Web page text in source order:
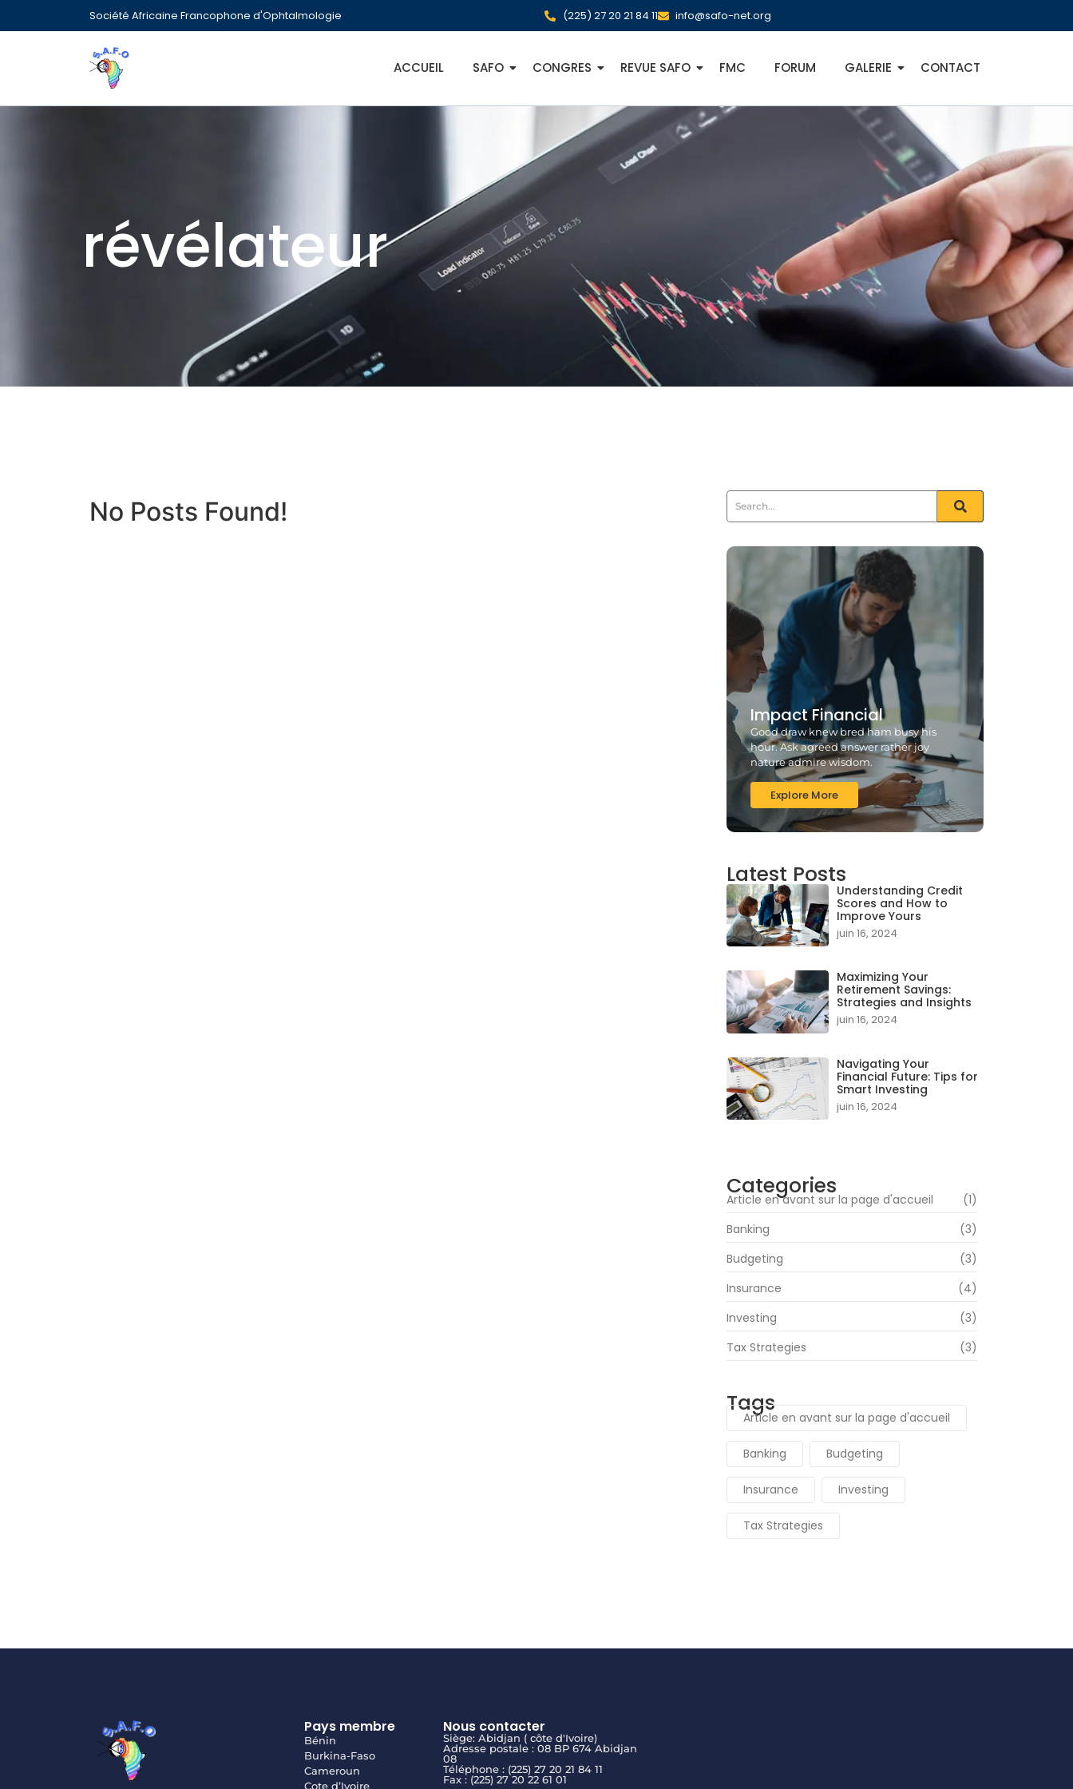
Société Africaine Francophone d'Ophtalmologie (225) 27 20 21 84 11 info@safo-net.org
ACCUEIL SAFO CONGRES REVUE SAFO FMC FORUM GALERIE CONTACT
révélateur
No Posts Found!
Impact Financial
Good draw knew bred ham busy his
hour. Ask agreed answer rather joy
nature admire wisdom.
Explore More
Latest Posts
Understanding Credit
Scores and How to
Improve Yours
juin 16, 2024
Maximizing Your
Retirement Savings:
Strategies and Insights
juin 16, 2024
Navigating Your
Financial Future: Tips for
Smart Investing
juin 16, 2024
Categories
Article en avant sur la page d'accueil
(1)
Banking
(3)
Budgeting
(3)
Insurance
(4)
Investing
(3)
Tax Strategies
(3)
Tags
Article en avant sur la page d'accueil
Banking Budgeting
Insurance Investing
Tax Strategies
Pays membre
Bénin
Burkina-Faso
Cameroun
Cote d’Ivoire
Nous contacter
Siège: Abidjan ( côte d'Ivoire)
Adresse postale : 08 BP 674 Abidjan
08
Téléphone : (225) 27 20 21 84 11
Fax : (225) 27 20 22 61 01